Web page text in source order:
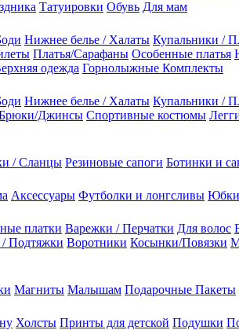
Татуировки Обувь Для мам
Нижнее белье / Халаты Купальники /
Платья/Сарафаны Особенные платья
одежда Горнолыжные Комплекты
Нижнее белье / Халаты Купальники /
Джинсы Спортивные костюмы
/ Сланцы Резиновые сапоги Ботинки и
Аксессуары Футболки и лонгсливы Юбки
платки Варежки / Перчатки Для волос
Подтяжки Воротники Косынки/Повязки
Магниты Малышам Подарочные Пакеты
Холсты Принты для детской Подушки